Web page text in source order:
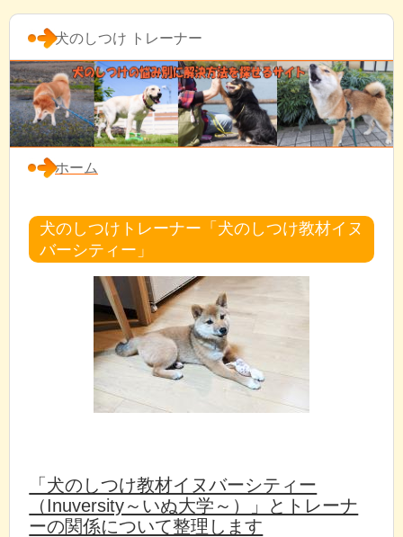
犬のしつけ トレーナー
ホーム
犬のしつけトレーナー「犬のしつけ教材イヌ
バーシティー」
「犬のしつけ教材イヌバーシティー
（Inuversity～いぬ大学～）」とトレーナ
ーの関係について整理します